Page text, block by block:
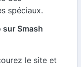
spéciaux.
Smash
le site et